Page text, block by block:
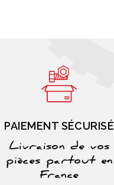
PAIEMENT SÉCURISÉ
Livraison de vos
pièces partout en
France